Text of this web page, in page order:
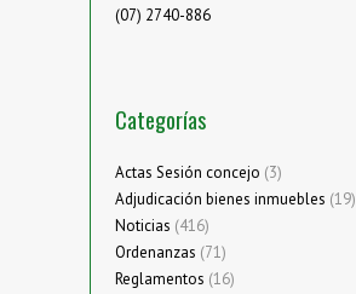
(07) 2740-886
Categorías
Actas Sesión concejo (3)
Adjudicación bienes inmuebles (19)
Noticias (416)
Ordenanzas (71)
Reglamentos (16)